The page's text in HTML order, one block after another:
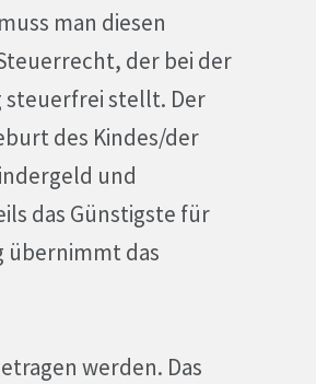
man diesen
der bei der
steuerfrei stellt. Der
des Kindes/der
und
das Günstigste für
übernimmt das
werden. Das